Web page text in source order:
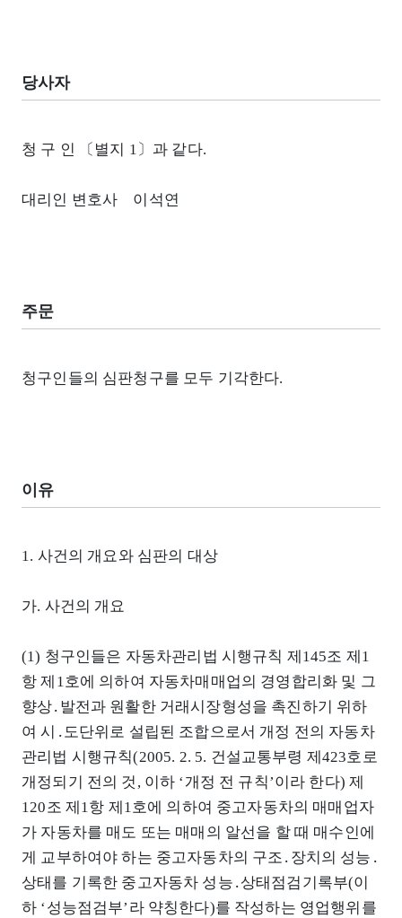
당사자
청 구 인 〔별지 1〕과 같다.
대리인 변호사 이석연
주문
청구인들의 심판청구를 모두 기각한다.
이유
1. 사건의 개요와 심판의 대상
가. 사건의 개요
(1) 청구인들은 자동차관리법 시행규칙 제145조 제1
항 제1호에 의하여 자동차매매업의 경영합리화 및 그
향상․발전과 원활한 거래시장형성을 촉진하기 위하
여 시․도단위로 설립된 조합으로서 개정 전의 자동차
관리법 시행규칙(2005. 2. 5. 건설교통부령 제423호로
개정되기 전의 것, 이하 ‘개정 전 규칙’이라 한다) 제
120조 제1항 제1호에 의하여 중고자동차의 매매업자
가 자동차를 매도 또는 매매의 알선을 할 때 매수인에
게 교부하여야 하는 중고자동차의 구조․장치의 성능․
상태를 기록한 중고자동차 성능․상태점검기록부(이
하 ‘성능점검부’라 약칭한다)를 작성하는 영업행위를